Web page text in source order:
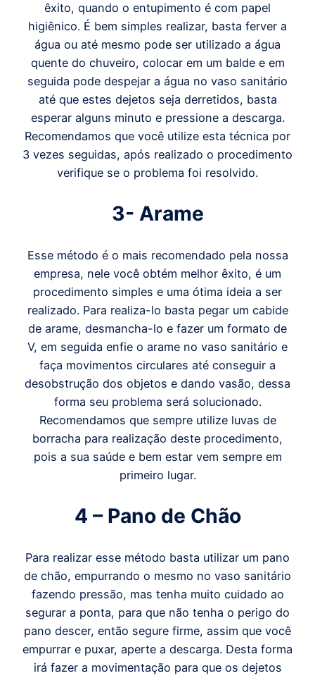
êxito, quando o entupimento é com papel
higiênico. É bem simples realizar, basta ferver a
água ou até mesmo pode ser utilizado a água
quente do chuveiro, colocar em um balde e em
seguida pode despejar a água no vaso sanitário
até que estes dejetos seja derretidos, basta
esperar alguns minuto e pressione a descarga.
Recomendamos que você utilize esta técnica por
3 vezes seguidas, após realizado o procedimento
verifique se o problema foi resolvido.
3- Arame
Esse método é o mais recomendado pela nossa
empresa, nele você obtém melhor êxito, é um
procedimento simples e uma ótima ideia a ser
realizado. Para realiza-lo basta pegar um cabide
de arame, desmancha-lo e fazer um formato de
V, em seguida enfie o arame no vaso sanitário e
faça movimentos circulares até conseguir a
desobstrução dos objetos e dando vasão, dessa
forma seu problema será solucionado.
Recomendamos que sempre utilize luvas de
borracha para realização deste procedimento,
pois a sua saúde e bem estar vem sempre em
primeiro lugar.
4 – Pano de Chão
Para realizar esse método basta utilizar um pano
de chão, empurrando o mesmo no vaso sanitário
fazendo pressão, mas tenha muito cuidado ao
segurar a ponta, para que não tenha o perigo do
pano descer, então segure firme, assim que você
empurrar e puxar, aperte a descarga. Desta forma
irá fazer a movimentação para que os dejetos